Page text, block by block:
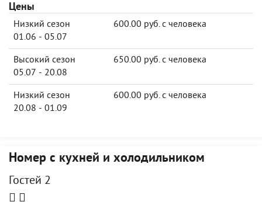
Цены
Низкий сезон
01.06 - 05.07
600.00 руб. с человека
Высокий сезон
05.07 - 20.08
650.00 руб. с человека
Низкий сезон
20.08 - 01.09
600.00 руб. с человека
Номер с кухней и холодильником
Гостей 2